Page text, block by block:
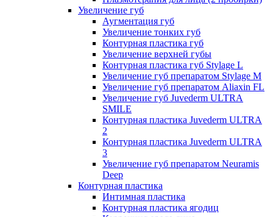
Увеличение губ
Аугментация губ
Увеличение тонких губ
Контурная пластика губ
Увеличение верхней губы
Контурная пластика губ Stylage L
Увеличение губ препаратом Stylage M
Увеличение губ препаратом Aliaxin FL
Увеличение губ Juvederm ULTRA
SMILE
Контурная пластика Juvederm ULTRA
2
Контурная пластика Juvederm ULTRA
3
Увеличение губ препаратом Neuramis
Deep
Контурная пластика
Интимная пластика
Контурная пластика ягодиц